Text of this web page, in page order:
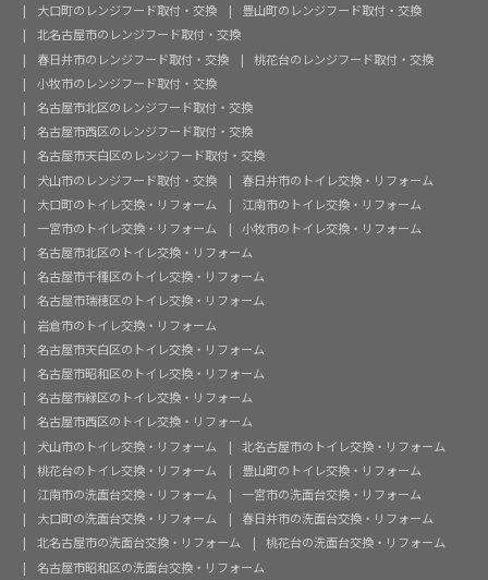
大口町のレンジフード取付・交換
豊山町のレンジフード取付・交換
北名古屋市のレンジフード取付・交換
春日井市のレンジフード取付・交換
桃花台のレンジフード取付・交換
小牧市のレンジフード取付・交換
名古屋市北区のレンジフード取付・交換
名古屋市西区のレンジフード取付・交換
名古屋市天白区のレンジフード取付・交換
犬山市のレンジフード取付・交換
春日井市のトイレ交換・リフォーム
大口町のトイレ交換・リフォーム
江南市のトイレ交換・リフォーム
一宮市のトイレ交換・リフォーム
小牧市のトイレ交換・リフォーム
名古屋市北区のトイレ交換・リフォーム
名古屋市千種区のトイレ交換・リフォーム
名古屋市瑞穂区のトイレ交換・リフォーム
岩倉市のトイレ交換・リフォーム
名古屋市天白区のトイレ交換・リフォーム
名古屋市昭和区のトイレ交換・リフォーム
名古屋市緑区のトイレ交換・リフォーム
名古屋市西区のトイレ交換・リフォーム
犬山市のトイレ交換・リフォーム
北名古屋市のトイレ交換・リフォーム
桃花台のトイレ交換・リフォーム
豊山町のトイレ交換・リフォーム
江南市の洗面台交換・リフォーム
一宮市の洗面台交換・リフォーム
大口町の洗面台交換・リフォーム
春日井市の洗面台交換・リフォーム
北名古屋市の洗面台交換・リフォーム
桃花台の洗面台交換・リフォーム
名古屋市昭和区の洗面台交換・リフォーム